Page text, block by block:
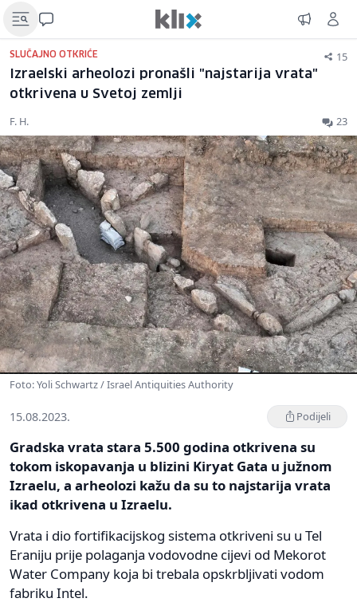
SLUČAJNO OTKRIĆE 15
Izraelski arheolozi pronašli "najstarija vrata"
otkrivena u Svetoj zemlji
F. H. 23
Foto: Yoli Schwartz / Israel Antiquities Authority
15.08.2023. Podijeli
Gradska vrata stara 5.500 godina otkrivena su
tokom iskopavanja u blizini Kiryat Gata u južnom
Izraelu, a arheolozi kažu da su to najstarija vrata
ikad otkrivena u Izraelu.
Vrata i dio fortifikacijskog sistema otkriveni su u Tel
Eraniju prije polaganja vodovodne cijevi od Mekorot
Water Company koja bi trebala opskrbljivati vodom
fabriku Intel.